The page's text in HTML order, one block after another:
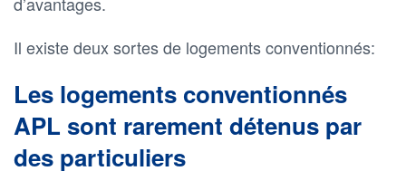
Il existe deux sortes de logements conventionnés:
Les logements conventionnés
APL sont rarement détenus par
des particuliers